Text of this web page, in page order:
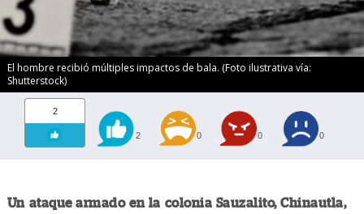
El hombre recibió múltiples impactos de bala. (Foto ilustrativa vía:
Shutterstock)
2
2 0 0 0
Un ataque armado en la colonia Sauzalito, Chinautla,